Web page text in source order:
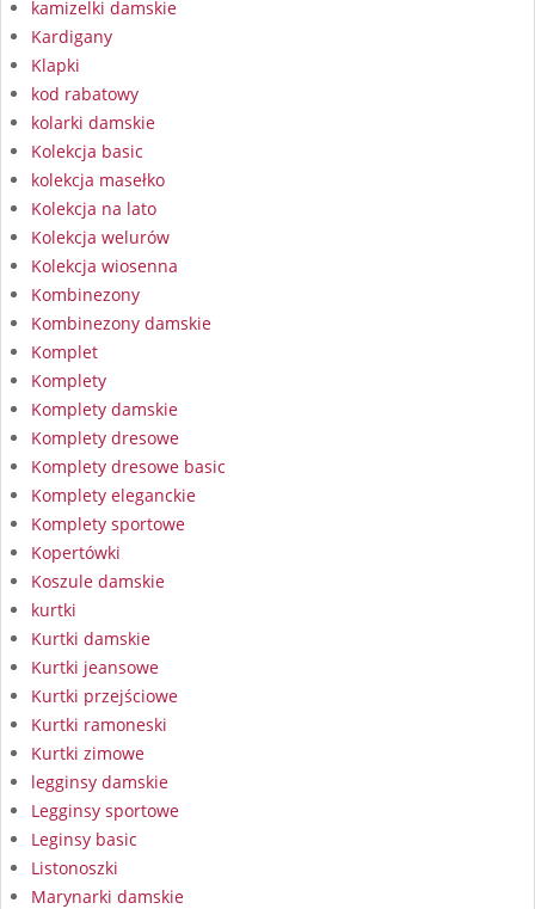
kamizelki damskie
Kardigany
Klapki
kod rabatowy
kolarki damskie
Kolekcja basic
kolekcja masełko
Kolekcja na lato
Kolekcja welurów
Kolekcja wiosenna
Kombinezony
Kombinezony damskie
Komplet
Komplety
Komplety damskie
Komplety dresowe
Komplety dresowe basic
Komplety eleganckie
Komplety sportowe
Kopertówki
Koszule damskie
kurtki
Kurtki damskie
Kurtki jeansowe
Kurtki przejściowe
Kurtki ramoneski
Kurtki zimowe
legginsy damskie
Legginsy sportowe
Leginsy basic
Listonoszki
Marynarki damskie